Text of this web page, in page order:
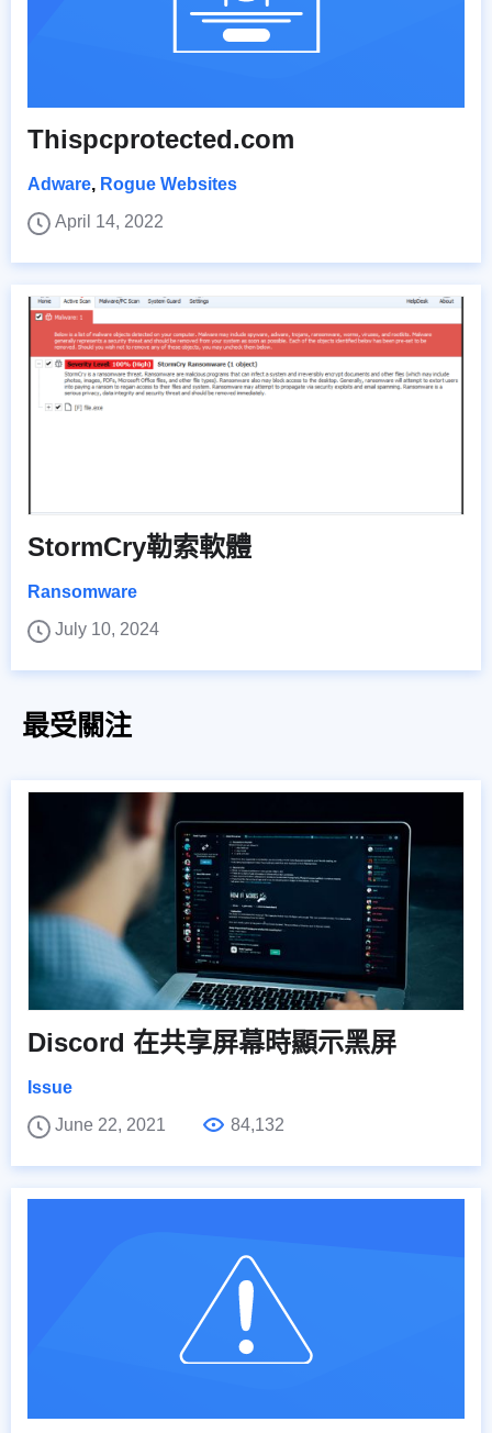
Thispcprotected.com
Adware, Rogue Websites
April 14, 2022
StormCry勒索軟體
Ransomware
July 10, 2024
最受關注
Discord 在共享屏幕時顯示黑屏
Issue
June 22, 2021
84,132